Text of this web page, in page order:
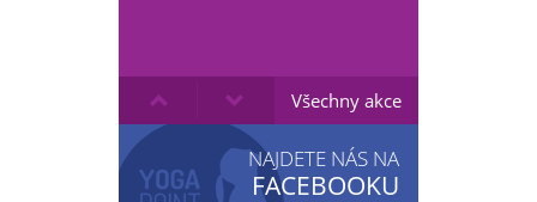
Všechny akce
NAJDETE NÁS NA
FACEBOOKU